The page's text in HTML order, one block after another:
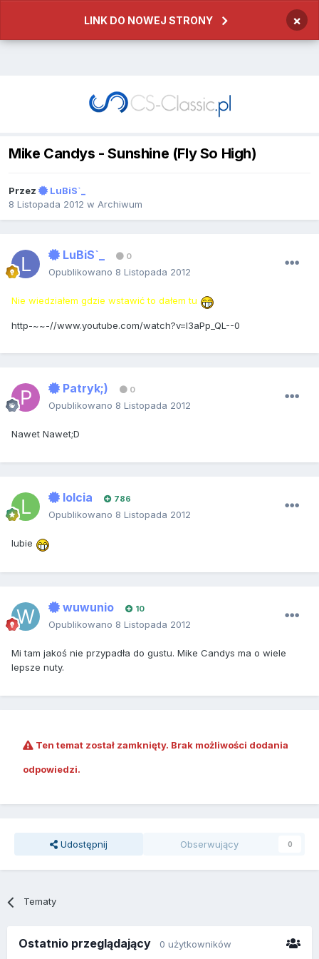
LINK DO NOWEJ STRONY ×
Mike Candys - Sunshine (Fly So High)
Przez
LuBiS`_
8 Listopada 2012 w Archiwum
LuBiS`_ 0
Opublikowano 8 Listopada 2012
Nie wiedziałem gdzie wstawić to dałem tu
http-~~-//www.youtube.com/watch?v=I3aPp_QL--0
Patryk;) 0
Opublikowano 8 Listopada 2012
Nawet Nawet;D
lolcia 786
Opublikowano 8 Listopada 2012
lubie
wuwunio 10
Opublikowano 8 Listopada 2012
Mi tam jakoś nie przypadła do gustu. Mike Candys ma o wiele
lepsze nuty.
Ten temat został zamknięty. Brak możliwości dodania
odpowiedzi.
Udostępnij Obserwujący 0
Tematy
Ostatnio przeglądający 0 użytkowników